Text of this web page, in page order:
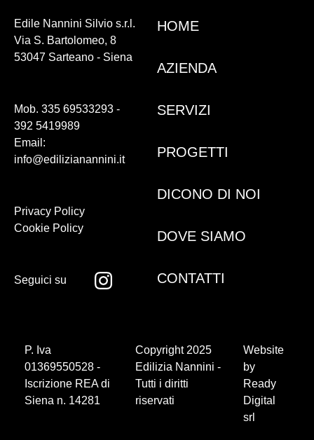
Edile Nannini Silvio s.r.l.
Via S. Bartolomeo, 8
53047 Sarteano - Siena
Mob. 335 69533293 -
392 5419989
Email:
info@edilizianannini.it
Privacy Policy
Cookie Policy
Seguici su
HOME
AZIENDA
SERVIZI
PROGETTI
DICONO DI NOI
DOVE SIAMO
CONTATTI
P. Iva
01369550528 -
Iscrizione REA di
Siena n. 14281
Copyright 2025
Edilizia Nannini -
Tutti i diritti
riservati
Website
by
Ready
Digital
srl